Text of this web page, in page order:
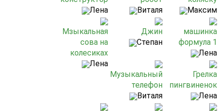
Лена
Виталя
Максим
Мзыкальная
сова на
колесиках
Лена
Джин
Степан
машинка
формула 1
Лена
Музыкальный
телефон
Виталя
Грелка
пингвиненок
Лена